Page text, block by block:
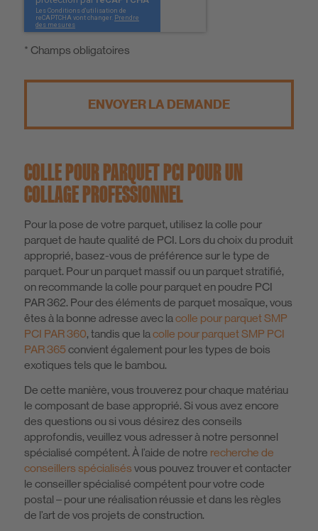
* Champs obligatoires
ENVOYER LA DEMANDE
COLLE POUR PARQUET PCI POUR UN
COLLAGE PROFESSIONNEL
Pour la pose de votre parquet, utilisez la colle pour
parquet de haute qualité de PCI. Lors du choix du produit
approprié, basez-vous de préférence sur le type de
parquet. Pour un parquet massif ou un parquet stratifié,
on recommande la colle pour parquet en poudre PCI
PAR 362. Pour des éléments de parquet mosaïque, vous
êtes à la bonne adresse avec lacolle pour parquet SMP
PCI PAR 360, tandis que lacolle pour parquet SMP PCI
PAR 365 convient également pour les types de bois
exotiques tels que le bambou.
De cette manière, vous trouverez pour chaque matériau
le composant de base approprié. Si vous avez encore
des questions ou si vous désirez des conseils
approfondis, veuillez vous adresser à notre personnel
spécialisé compétent. À l’aide de notre recherche de
conseillers spécialisés vous pouvez trouver et contacter
le conseiller spécialisé compétent pour votre code
postal – pour une réalisation réussie et dans les règles
de l’art de vos projets de construction.